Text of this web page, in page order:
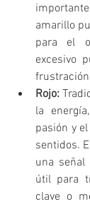
amarillo
para el
excesivo
Rojo:
la
pasión y
sentidos.
una señal
útil para
clave o